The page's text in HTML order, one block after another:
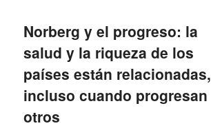
Norberg y el progreso: la
salud y la riqueza de los
países están relacionadas,
incluso cuando progresan
otros